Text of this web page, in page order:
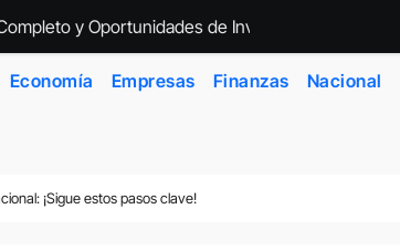
y Oportunidades de InversiónPlanificación a
Economía Empresas Finanzas Nacional
¡Sigue estos pasos clave!